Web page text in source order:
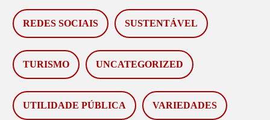
REDES SOCIAIS SUSTENTÁVEL
TURISMO UNCATEGORIZED
UTILIDADE PÚBLICA VARIEDADES